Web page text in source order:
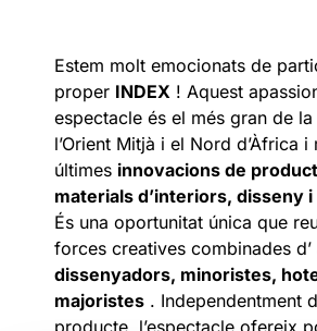
Estem molt emocionats de
proper INDEX ! Aquest
espectacle és el més gran de
l’Orient Mitjà i el Nord d’Àfrica i
últimes innovacions de
materials d’interiors, disseny
És una oportunitat única que
forces creatives combinades d’
dissenyadors, minoristes,
majoristes . Independentment